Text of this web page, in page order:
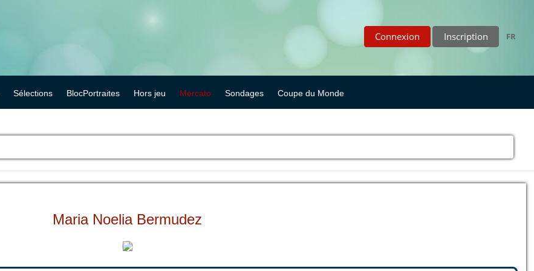
Connexion Inscription FR
Sélections BlocPortraites Hors jeu Mercato Sondages Coupe du Monde
Maria Noelia Bermudez